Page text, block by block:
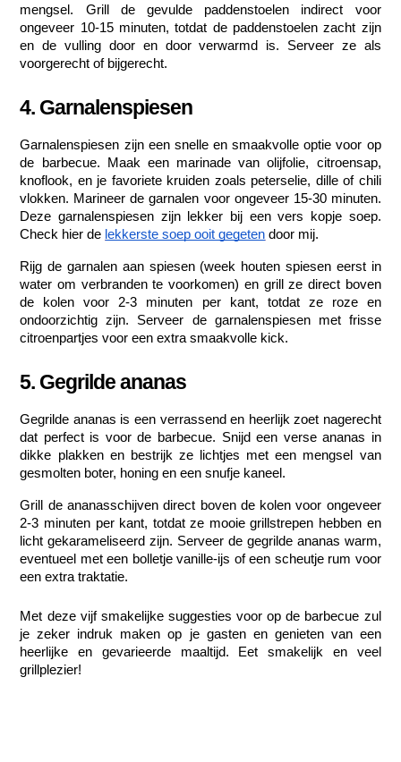
mengsel. Grill de gevulde paddenstoelen indirect voor
ongeveer 10-15 minuten, totdat de paddenstoelen zacht zijn
en de vulling door en door verwarmd is. Serveer ze als
voorgerecht of bijgerecht.
4. Garnalenspiesen
Garnalenspiesen zijn een snelle en smaakvolle optie voor op
de barbecue. Maak een marinade van olijfolie, citroensap,
knoflook, en je favoriete kruiden zoals peterselie, dille of chili
vlokken. Marineer de garnalen voor ongeveer 15-30 minuten.
Deze garnalenspiesen zijn lekker bij een vers kopje soep.
Check hier de lekkerste soep ooit gegeten door mij.
Rijg de garnalen aan spiesen (week houten spiesen eerst in
water om verbranden te voorkomen) en grill ze direct boven
de kolen voor 2-3 minuten per kant, totdat ze roze en
ondoorzichtig zijn. Serveer de garnalenspiesen met frisse
citroenpartjes voor een extra smaakvolle kick.
5. Gegrilde ananas
Gegrilde ananas is een verrassend en heerlijk zoet nagerecht
dat perfect is voor de barbecue. Snijd een verse ananas in
dikke plakken en bestrijk ze lichtjes met een mengsel van
gesmolten boter, honing en een snufje kaneel.
Grill de ananasschijven direct boven de kolen voor ongeveer
2-3 minuten per kant, totdat ze mooie grillstrepen hebben en
licht gekarameliseerd zijn. Serveer de gegrilde ananas warm,
eventueel met een bolletje vanille-ijs of een scheutje rum voor
een extra traktatie.
Met deze vijf smakelijke suggesties voor op de barbecue zul
je zeker indruk maken op je gasten en genieten van een
heerlijke en gevarieerde maaltijd. Eet smakelijk en veel
grillplezier!